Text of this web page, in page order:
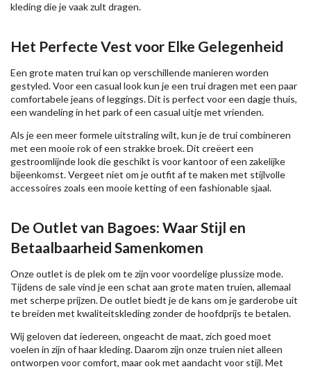
kleding die je vaak zult dragen.
Het Perfecte Vest voor Elke Gelegenheid
Een grote maten trui kan op verschillende manieren worden
gestyled. Voor een casual look kun je een trui dragen met een paar
comfortabele jeans of leggings. Dit is perfect voor een dagje thuis,
een wandeling in het park of een casual uitje met vrienden.
Als je een meer formele uitstraling wilt, kun je de trui combineren
met een mooie rok of een strakke broek. Dit creëert een
gestroomlijnde look die geschikt is voor kantoor of een zakelijke
bijeenkomst. Vergeet niet om je outfit af te maken met stijlvolle
accessoires zoals een mooie ketting of een fashionable sjaal.
De Outlet van Bagoes: Waar Stijl en
Betaalbaarheid Samenkomen
Onze outlet is de plek om te zijn voor voordelige plussize mode.
Tijdens de sale vind je een schat aan grote maten truien, allemaal
met scherpe prijzen. De outlet biedt je de kans om je garderobe uit
te breiden met kwaliteitskleding zonder de hoofdprijs te betalen.
Wij geloven dat iedereen, ongeacht de maat, zich goed moet
voelen in zijn of haar kleding. Daarom zijn onze truien niet alleen
ontworpen voor comfort, maar ook met aandacht voor stijl. Met